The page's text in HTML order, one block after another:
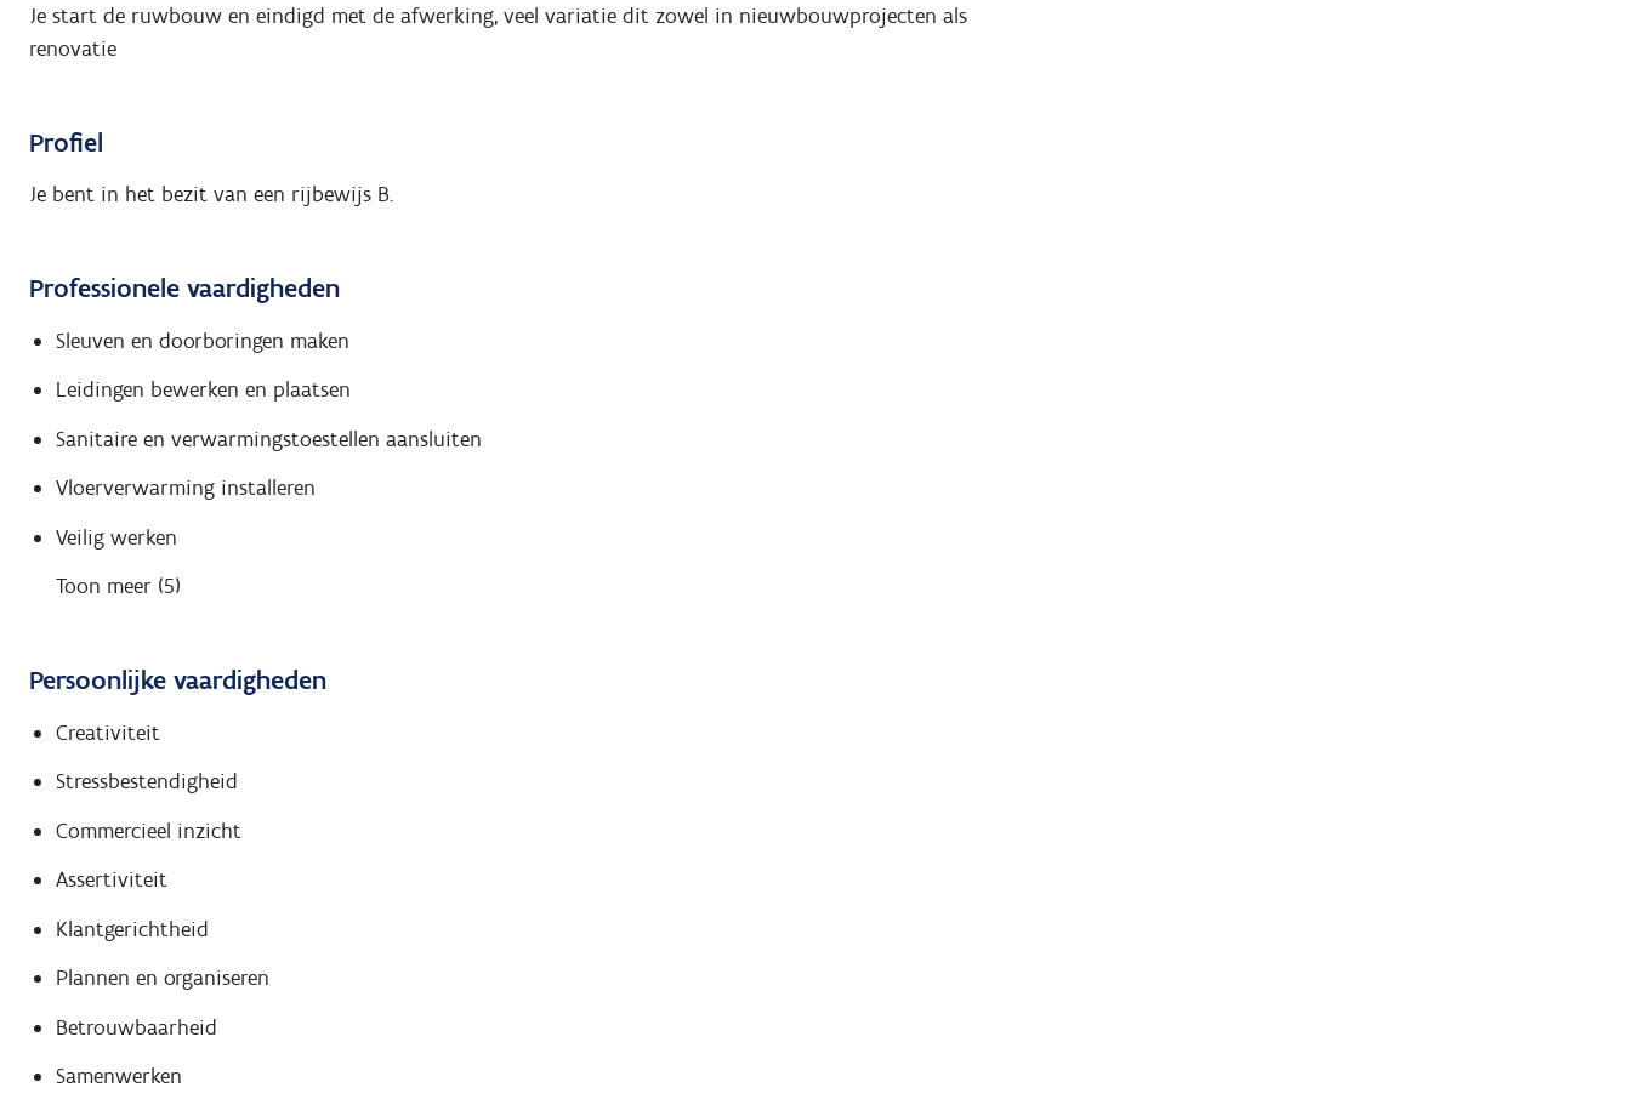
Je start de ruwbouw en eindigd met de afwerking, veel variatie dit zowel in nieuwbouwprojecten als
renovatie
Profiel
Je bent in het bezit van een rijbewijs B.
Professionele vaardigheden
Sleuven en doorboringen maken
Leidingen bewerken en plaatsen
Sanitaire en verwarmingstoestellen aansluiten
Vloerverwarming installeren
Veilig werken
Toon meer (5)
Persoonlijke vaardigheden
Creativiteit
Stressbestendigheid
Commercieel inzicht
Assertiviteit
Klantgerichtheid
Plannen en organiseren
Betrouwbaarheid
Samenwerken